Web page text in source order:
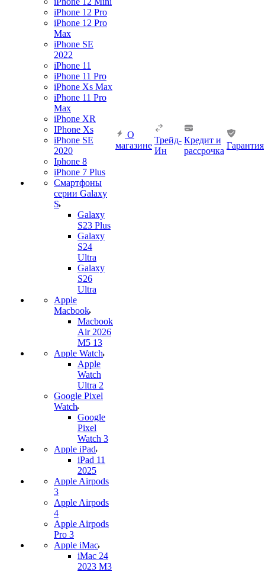
iPhone 12 Pro
iPhone 12 Pro
Max
iPhone SE
2022
iPhone 11
iPhone 11 Pro
iPhone Xs Max
iPhone 11 Pro
Max
iPhone XR
IPhone Xs
iPhone SE
2020
Iphone 8
iPhone 7 Plus
Смартфоны
серии Galaxy
S
Galaxy
S23 Plus
Galaxy
S24
Ultra
Galaxy
S26
Ultra
Apple
Macbook
Macbook
Air 2026
M5 13
Apple Watch
Apple
Watch
Ultra 2
Google Pixel
Watch
Google
Pixel
Watch 3
Apple iPad
iPad 11
2025
Apple Airpods
3
Apple Airpods
4
Apple Airpods
Pro 3
Apple iMac
iMac 24
2023 M3
О
магазине
Трейд-
Ин
Кредит и
рассрочка
Гарантия